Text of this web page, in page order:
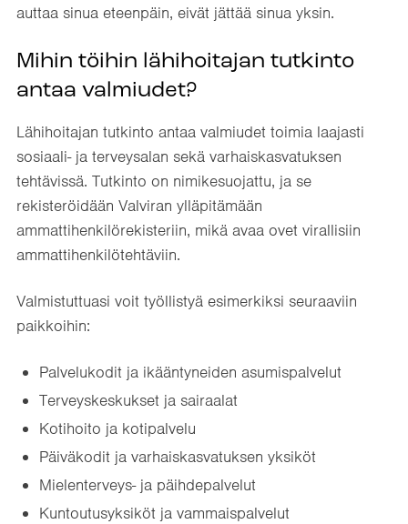
auttaa sinua eteenpäin, eivät jättää sinua yksin.
Mihin töihin lähihoitajan tutkinto
antaa valmiudet?
Lähihoitajan tutkinto antaa valmiudet toimia laajasti
sosiaali- ja terveysalan sekä varhaiskasvatuksen
tehtävissä. Tutkinto on nimikesuojattu, ja se
rekisteröidään Valviran ylläpitämään
ammattihenkilörekisteriin, mikä avaa ovet virallisiin
ammattihenkilötehtäviin.
Valmistuttuasi voit työllistyä esimerkiksi seuraaviin
paikkoihin:
Palvelukodit ja ikääntyneiden asumispalvelut
Terveyskeskukset ja sairaalat
Kotihoito ja kotipalvelu
Päiväkodit ja varhaiskasvatuksen yksiköt
Mielenterveys- ja päihdepalvelut
Kuntoutusyksiköt ja vammaispalvelut